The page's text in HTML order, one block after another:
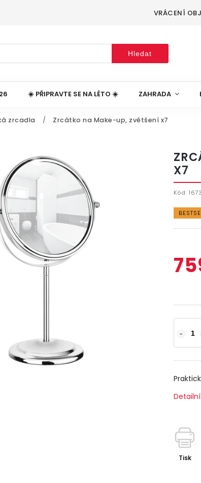
VRÁCENÍ
Hledat
☀️ PŘIPRAVTE SE NA LÉTO ☀️ ZAHRADA
zrcadla / Zrcátko na Make-up, zvětšení x7
X7
Kód: 1673
Tisk